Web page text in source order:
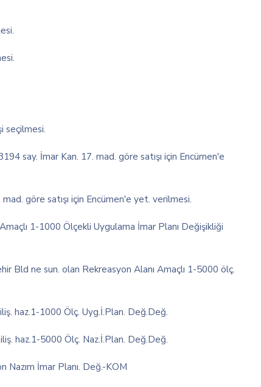
seçilmesi.
say. İmar Kan. 17. mad. göre satışı için Encümen'e
göre satışı için Encümen'e yet. verilmesi.
1-1000 Ölçekli Uygulama İmar Planı Değişikliği
ne sun. olan Rekreasyon Alanı Amaçlı 1-5000 ölç.
haz.1-1000 Ölç. Uyg.İ.Plan. Değ.Değ.
haz.1-5000 Ölç. Naz.İ.Plan. Değ.Değ.
Nazım İmar Planı. Değ.-KOM